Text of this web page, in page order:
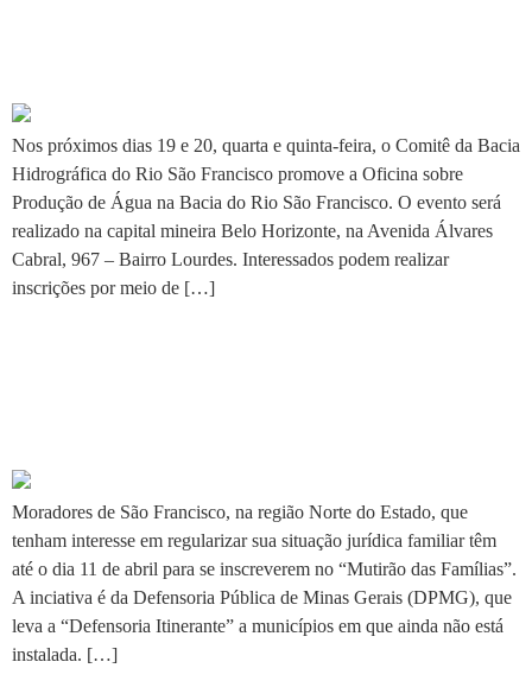
Nos próximos dias 19 e 20, quarta e quinta-feira, o Comitê da Bacia
Hidrográfica do Rio São Francisco promove a Oficina sobre
Produção de Água na Bacia do Rio São Francisco. O evento será
realizado na capital mineira Belo Horizonte, na Avenida Álvares
Cabral, 967 – Bairro Lourdes. Interessados podem realizar
inscrições por meio de […]
Moradores de São Francisco, na região Norte do Estado, que
tenham interesse em regularizar sua situação jurídica familiar têm
até o dia 11 de abril para se inscreverem no “Mutirão das Famílias”.
A inciativa é da Defensoria Pública de Minas Gerais (DPMG), que
leva a “Defensoria Itinerante” a municípios em que ainda não está
instalada. […]